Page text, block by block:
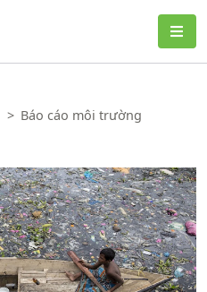
> Báo cáo môi trường